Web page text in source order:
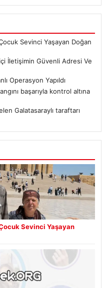
Sevinci Yaşayan Doğan
İletişimin Güvenli Adresi Ve
Operasyon Yapıldı
başarıyla kontrol altına
Galatasaraylı taraftarı
Sevinci Yaşayan